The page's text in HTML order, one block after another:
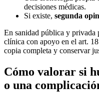
decisiones médicas.
Si existe, segunda
En sanidad pública y privada
clínica con apoyo en el art.
copia completa y conservar
Cómo valorar si
o una